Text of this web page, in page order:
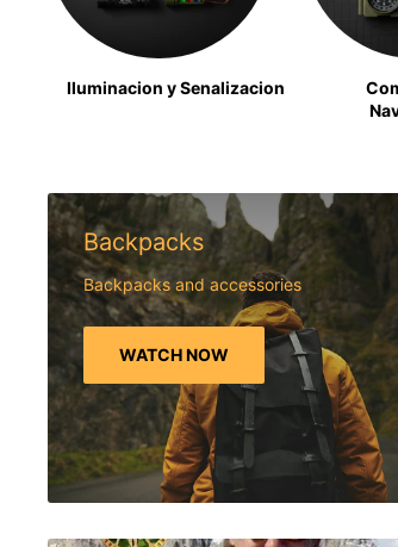
Iluminacion y Senalizacion
Backpacks
Backpacks and accessories
WATCH NOW